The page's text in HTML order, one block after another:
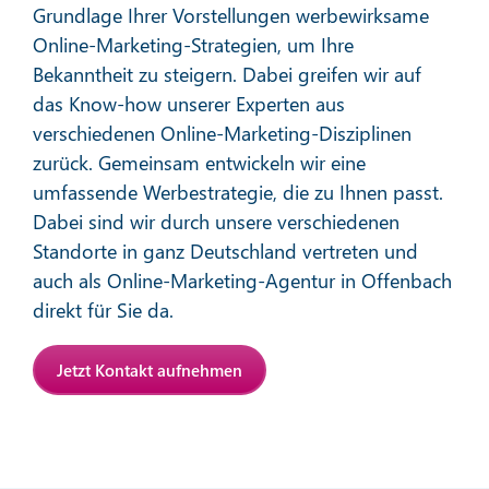
Affiliate-Marketing
Mehr erfahren
Grundlage Ihrer Vorstellungen werbewirksame
Online-Marketing-Strategien, um Ihre
Bekanntheit zu steigern. Dabei greifen wir auf
das Know-how unserer Experten aus
verschiedenen Online-Marketing-Disziplinen
zurück. Gemeinsam entwickeln wir eine
umfassende Werbestrategie, die zu Ihnen passt.
Dabei sind wir durch unsere verschiedenen
Standorte in ganz Deutschland vertreten und
auch als Online-Marketing-Agentur in Offenbach
direkt für Sie da.
Jetzt Kontakt aufnehmen